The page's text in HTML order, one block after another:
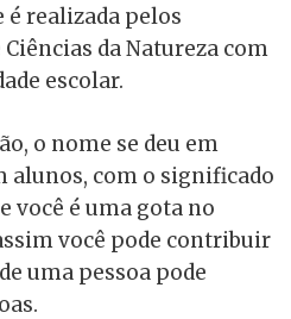
realizada pelos
da Natureza com
escolar.
o nome se deu em
alunos, com o significado
você é uma gota no
você pode contribuir
uma pessoa pode